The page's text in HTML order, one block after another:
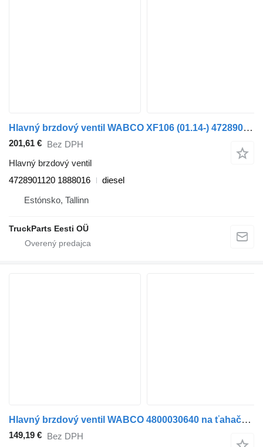
Hlavný brzdový ventil WABCO XF106 (01.14-) 4728901120 na ťahača DAF XF106 (2014-)
201,61 € Bez DPH
Hlavný brzdový ventil
4728901120 1888016
diesel
Estónsko, Tallinn
TruckParts Eesti OÜ
Hlavný brzdový ventil WABCO 4800030640 na ťahača DAF XF106 (2014-)
149,19 € Bez DPH